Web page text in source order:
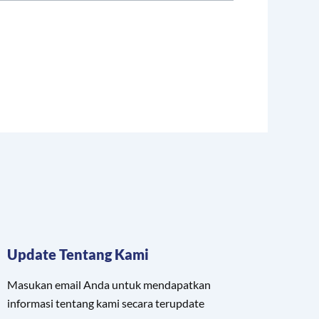
Update Tentang Kami
Masukan email Anda untuk mendapatkan
informasi tentang kami secara terupdate